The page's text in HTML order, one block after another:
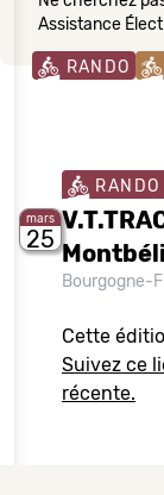
Assistance
RANDO
mars
25
RANDO
Bourgogne-
Cette
Suivez ce
récente.